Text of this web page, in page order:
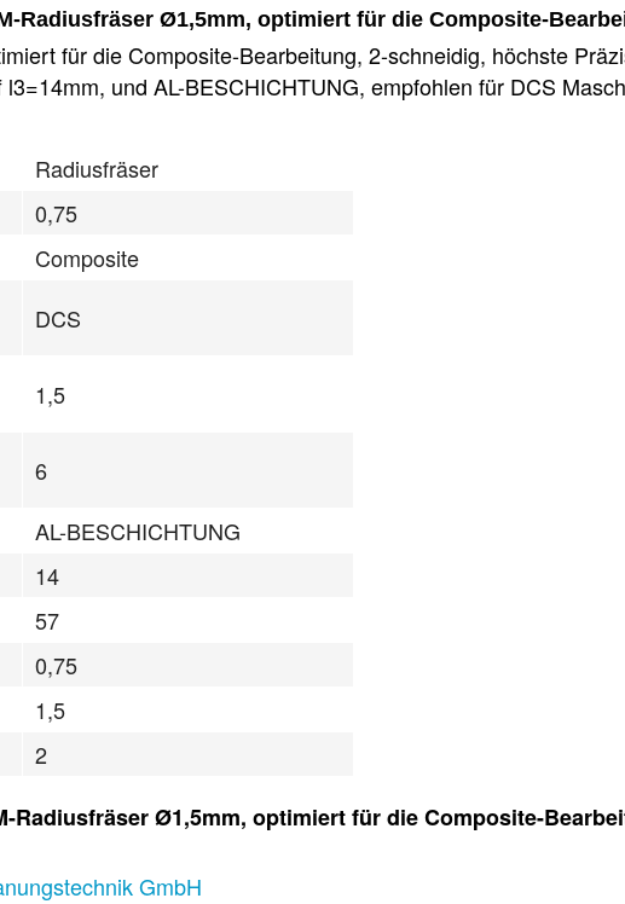
Radiusfräser Ø1,5mm, optimiert für die Composite-
für die Composite-Bearbeitung, 2-schneidig, höchste
und AL-BESCHICHTUNG, empfohlen für DCS
Radiusfräser
0,75
Composite
DCS
1,5
6
AL-BESCHICHTUNG
14
57
0,75
1,5
2
Radiusfräser Ø1,5mm, optimiert für die Composite-
GmbH